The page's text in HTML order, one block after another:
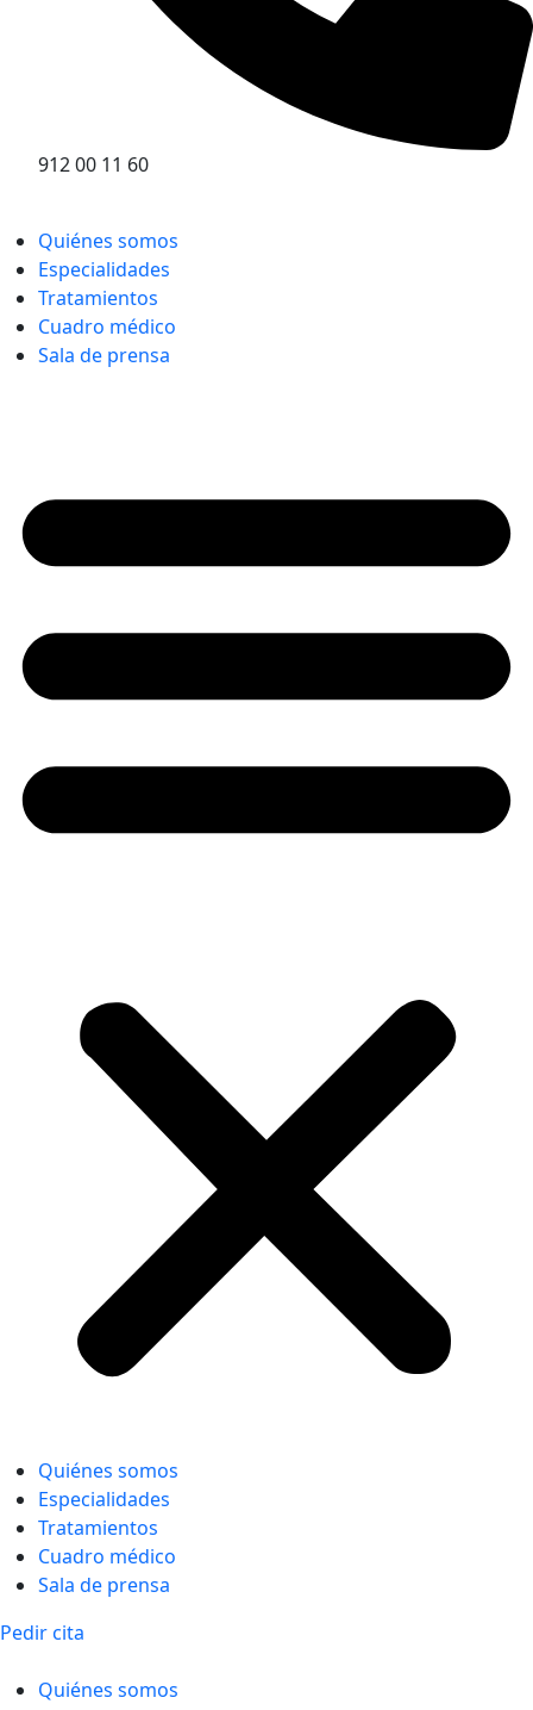
912 00 11 60
Quiénes somos
Especialidades
Tratamientos
Cuadro médico
Sala de prensa
Quiénes somos
Especialidades
Tratamientos
Cuadro médico
Sala de prensa
Pedir cita
Quiénes somos